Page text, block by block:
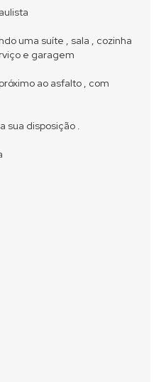
uma suíte , sala , cozinha
e garagem
ao asfalto , com
sua disposição .